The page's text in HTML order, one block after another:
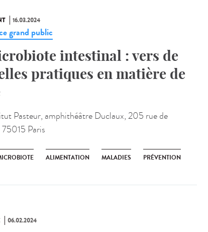
16.03.2024
grand public
intestinal : vers de
pratiques en matière de
Pasteur, amphithéâtre Duclaux, 205 rue de
Paris
ALIMENTATION MALADIES PRÉVENTION
06.02.2024